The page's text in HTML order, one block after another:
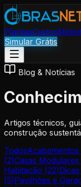
PlantasCustos
Simular Grátis
Blog & Notícias
Artigos técnicos,
construção
TodosAcabamentos
(2)Casas Modulares
Habitação (22)Dicas
(5)Pavilhões e